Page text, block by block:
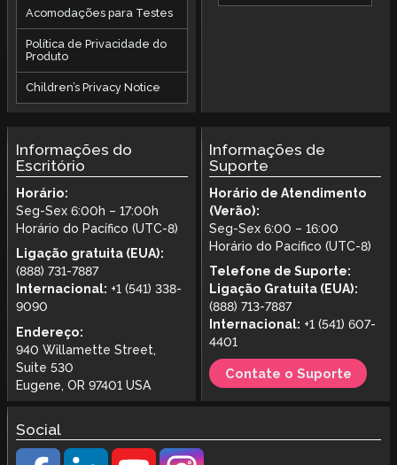
Acomodações para Testes
Política de Privacidade do
Produto
Children’s Privacy Notice
Informações do
Escritório
Horário:
Seg-Sex 6:00h – 17:00h
Horário do Pacífico (UTC-8)
Ligação gratuita (EUA):
(888) 731-7887
Internacional: +1 (541) 338-
9090
Endereço:
940 Willamette Street,
Suite 530
Eugene, OR 97401 USA
Informações de
Suporte
Horário de Atendimento
(Verão):
Seg-Sex 6:00 – 16:00
Horário do Pacífico (UTC-8)
Telefone de Suporte:
Ligação Gratuita (EUA):
(888) 713-7887
Internacional: +1 (541) 607-
4401
Contate o Suporte
Social